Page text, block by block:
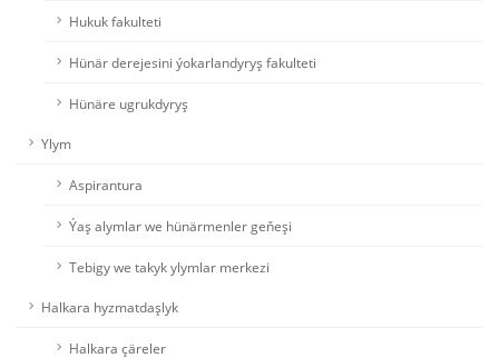
Hukuk fakulteti
Hünär derejesini ýokarlandyryş fakulteti
Hünäre ugrukdyryş
Ylym
Aspirantura
Ýaş alymlar we hünärmenler geňeşi
Tebigy we takyk ylymlar merkezi
Halkara hyzmatdaşlyk
Halkara çäreler